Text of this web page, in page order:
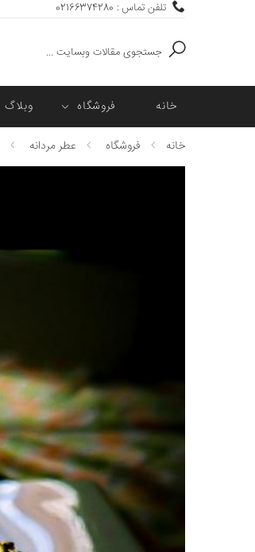
تلفن تماس : 02166374280
جستجو
خانه فروشگاه وبلاگ
خانه فروشگاه عطر مردانه